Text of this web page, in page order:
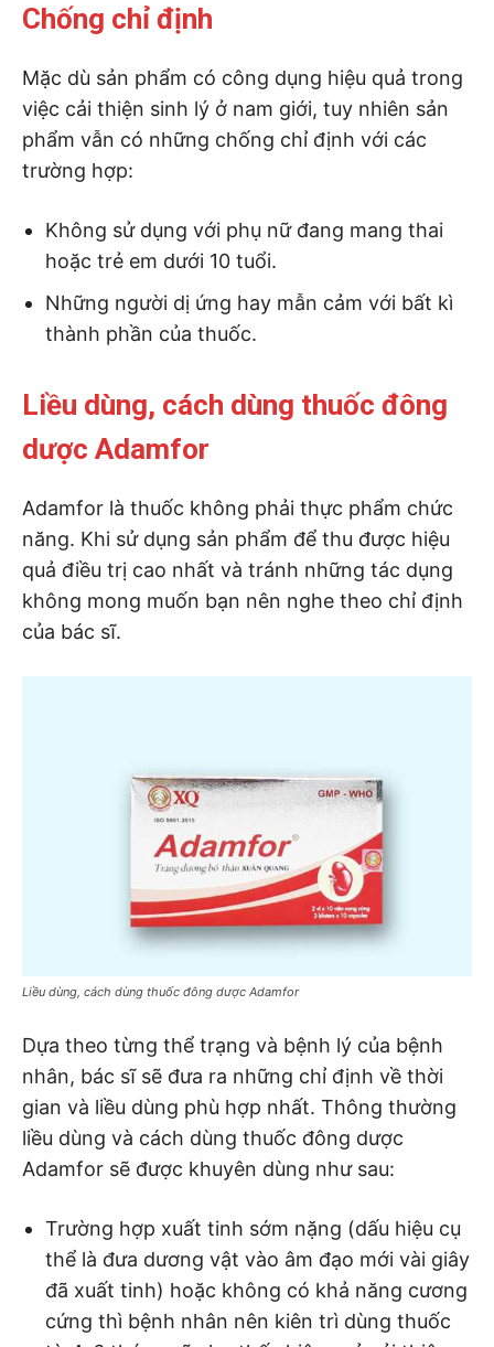
Chống chỉ định
Mặc dù sản phẩm có công dụng hiệu quả trong
việc cải thiện sinh lý ở nam giới, tuy nhiên sản
phẩm vẫn có những chống chỉ định với các
trường hợp:
Không sử dụng với phụ nữ đang mang thai
hoặc trẻ em dưới 10 tuổi.
Những người dị ứng hay mẫn cảm với bất kì
thành phần của thuốc.
Liều dùng, cách dùng thuốc đông
dược Adamfor
Adamfor là thuốc không phải thực phẩm chức
năng. Khi sử dụng sản phẩm để thu được hiệu
quả điều trị cao nhất và tránh những tác dụng
không mong muốn bạn nên nghe theo chỉ định
của bác sĩ.
Liều dùng, cách dùng thuốc đông dược Adamfor
Dựa theo từng thể trạng và bệnh lý của bệnh
nhân, bác sĩ sẽ đưa ra những chỉ định về thời
gian và liều dùng phù hợp nhất. Thông thường
liều dùng và cách dùng thuốc đông dược
Adamfor sẽ được khuyên dùng như sau:
Trường hợp xuất tinh sớm nặng (dấu hiệu cụ
thể là đưa dương vật vào âm đạo mới vài giây
đã xuất tinh) hoặc không có khả năng cương
cứng thì bệnh nhân nên kiên trì dùng thuốc